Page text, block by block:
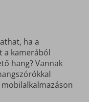
ha a
a kamerából
hang? Vannak